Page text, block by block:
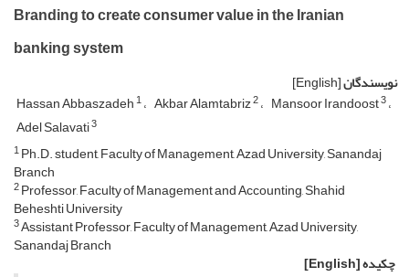
Branding to create consumer value in the Iranian
banking system
نویسندگان[English]
Hassan Abbaszadeh1 Akbar Alamtabriz2 Mansoor Irandoost3
Adel Salavati3
1Ph.D. student, Faculty of Management, Azad University, Sanandaj
Branch
2Professor, Faculty of Management and Accounting, Shahid
Beheshti University
3Assistant Professor, Faculty of Management, Azad University,
Sanandaj Branch
چکیده[English]